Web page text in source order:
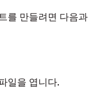
를 만들려면 다음과
일을 엽니다.